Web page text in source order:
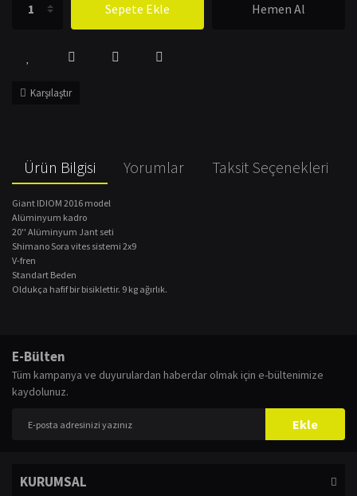
Sepete Ekle Hemen Al
Karşılaştır
Ürün Bilgisi Yorumlar Taksit Seçenekleri
Giant IDIOM 2016 model
Alüminyum kadro
20'' Alüminyum Jant seti
Shimano Sora vites sistemi 2x9
V-fren
Standart Beden
Oldukça hafif bir bisiklettir. 9 kg ağırlık.
iletebilirsiniz.
Görüş ve önerileriniz için teşekkür ederiz.
Ürün fiyatı diğer sitelerden daha pahalı.
E-Bülten
Tüm kampanya ve duyurulardan haberdar olmak için e-bültenimize
kaydolunuz.
Ekle
KURUMSAL